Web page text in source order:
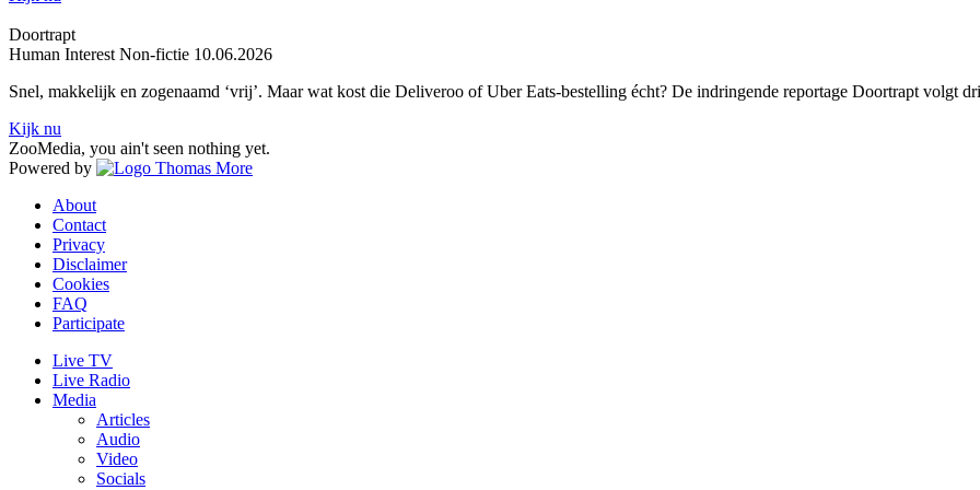
Doortrapt
Human Interest Non-fictie 10.06.2026
Snel, makkelijk en zogenaamd ‘vrij’. Maar wat kost die Deliveroo of Uber Eats-bestelling écht? De indringende reportage Doortrapt volgt
Kijk nu
ZooMedia, you ain't seen nothing yet.
Powered by
About
Contact
Privacy
Disclaimer
Cookies
FAQ
Participate
Live TV
Live Radio
Media
Articles
Audio
Video
Socials